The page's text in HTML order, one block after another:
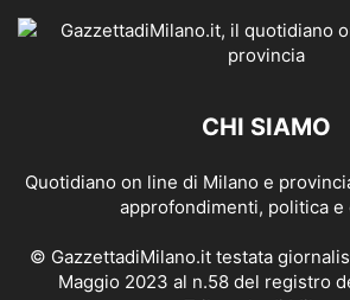
CHI SIAMO
Quotidiano on line di Milano e
approfondimenti, politica e
© GazzettadiMilano.it testata
Maggio 2023 al n.58 del registro